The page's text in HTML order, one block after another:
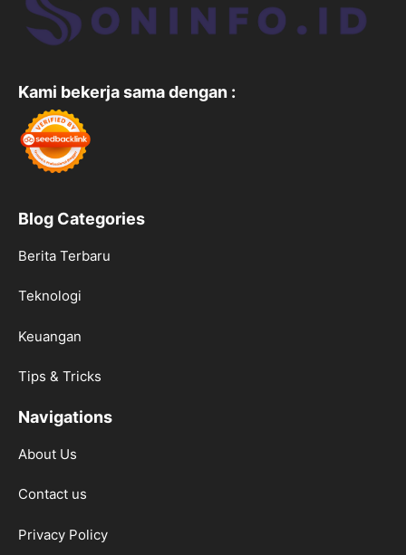
Kami bekerja sama dengan :
Blog Categories
Berita Terbaru
Teknologi
Keuangan
Tips & Tricks
Navigations
About Us
Contact us
Privacy Policy